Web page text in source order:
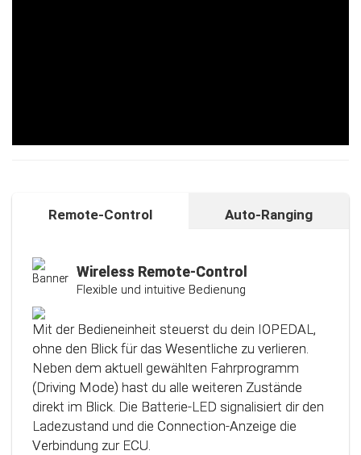
Remote-Control Auto-Ranging
Wireless Remote-Control
Flexible und intuitive Bedienung
Mit der Bedieneinheit steuerst du dein IOPEDAL,
ohne den Blick für das Wesentliche zu verlieren.
Neben dem aktuell gewählten Fahrprogramm
(Driving Mode) hast du alle weiteren Zustände
direkt im Blick. Die Batterie-LED signalisiert dir den
Ladezustand und die Connection-Anzeige die
Verbindung zur ECU.
Kalibrierungsfunktion
Das Steuergerät (ECU) verfügt über eine
intelligente Kalibrierfunktion. Direkt nach dem
Einbau des IOPEDAL werden alle notwendigen
Informationen des Gaspedals automatisch
analysiert und zu einem optimierten individuellen
Kennfeld verarbeitet. Dadurch werden die
einzelnen Fahrmodi (Fahrprogramme)
automatisch an die Charakteristik des Gaspedals